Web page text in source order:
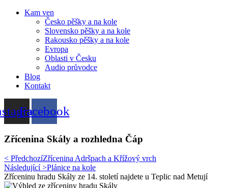
Kam ven
Česko pěšky a na kole
Slovensko pěšky a na kole
Rakousko pěšky a na kole
Evropa
Oblasti v Česku
Audio průvodce
Blog
Kontakt
Facebook
Zřícenina Skály a rozhledna Čáp
< PředchozíZřícenina Adršpach a Křížový vrch
Následující >Plánice na kole
Zříceninu hradu Skály ze 14. století najdete u Teplic nad Metují